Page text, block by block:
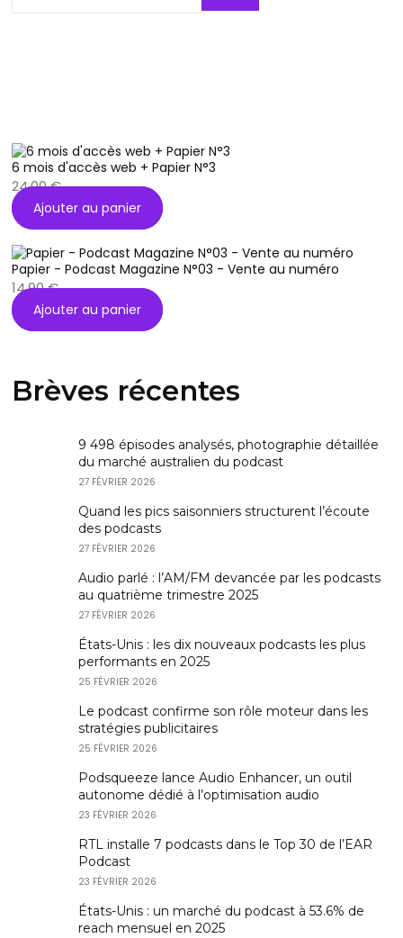
6 mois d'accès web + Papier N°3
24,00€
Ajouter au panier
Papier - Podcast Magazine N°03 - Vente au numéro
14,90€
Ajouter au panier
Brèves récentes
9 498 épisodes analysés, photographie détaillée
du marché australien du podcast
27 FÉVRIER 2026
Quand les pics saisonniers structurent l’écoute
des podcasts
27 FÉVRIER 2026
Audio parlé : l’AM/FM devancée par les podcasts
au quatrième trimestre 2025
27 FÉVRIER 2026
États-Unis : les dix nouveaux podcasts les plus
performants en 2025
25 FÉVRIER 2026
Le podcast confirme son rôle moteur dans les
stratégies publicitaires
25 FÉVRIER 2026
Podsqueeze lance Audio Enhancer, un outil
autonome dédié à l’optimisation audio
23 FÉVRIER 2026
RTL installe 7 podcasts dans le Top 30 de l’EAR
Podcast
23 FÉVRIER 2026
États-Unis : un marché du podcast à 53.6% de
reach mensuel en 2025